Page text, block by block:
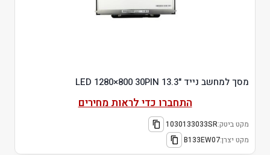
מסך למחשב נייד "13.3 LED 1280×800 30PIN
התחברו כדי לראות מחירים
מקט ביטק:1030133033SR
מקט יצרן:B133EW07